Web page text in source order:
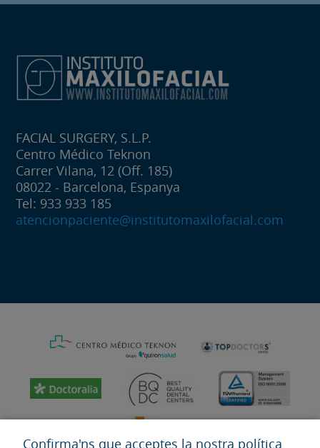
FACIAL SURGERY, S.L.P.
Centro Médico Teknon
Carrer Vilana, 12 (Off. 185)
08022 - Barcelona, Espanya
Tel: 933 933 185
atencionpaciente@institutomaxilofacial.com
Confirma'ns que acceptes la nostra política